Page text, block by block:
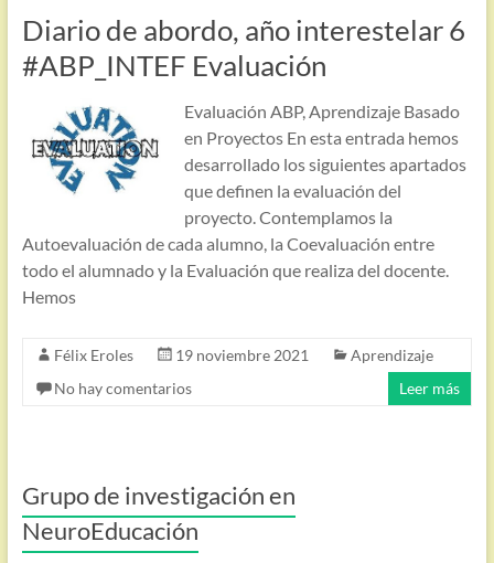
Diario de abordo, año interestelar 6
#ABP_INTEF Evaluación
Evaluación ABP, Aprendizaje Basado
en Proyectos En esta entrada hemos
desarrollado los siguientes apartados
que definen la evaluación del
proyecto. Contemplamos la
Autoevaluación de cada alumno, la Coevaluación entre
todo el alumnado y la Evaluación que realiza del docente.
Hemos
Félix Eroles 19 noviembre 2021
Aprendizaje
No hay comentarios
Leer más
Grupo de investigación en
NeuroEducación